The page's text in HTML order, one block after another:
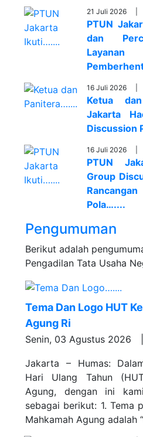
21 Juli 2026 |
PTUN
dan
16 Juli 2026 |
Ketua
Jakarta
Discussion
16 Juli 2026 |
PTUN
Group
Pola…....
Pengumuman
Berikut adalah
Pengadilan Tata Usaha
Tema Dan Logo HUT
Agung Ri
Senin, 03 Agustus
Jakarta – Humas:
Hari Ulang Tahun
Agung, dengan ini
sebagai berikut: 1. Tema
Mahkamah Agung adalah